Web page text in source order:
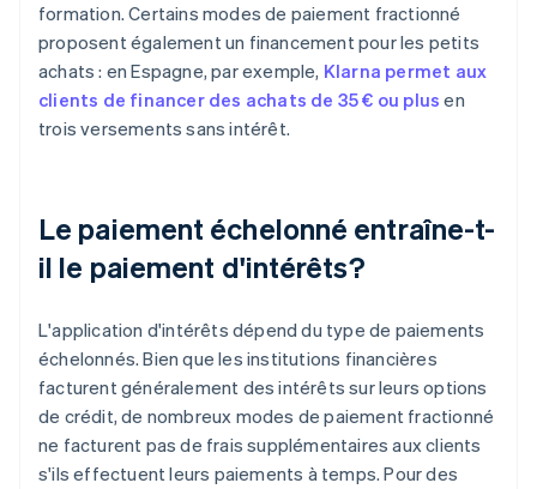
formation. Certains modes de paiement fractionné
proposent également un financement pour les petits
achats : en Espagne, par exemple, Klarna permet aux
clients de financer des achats de 35 € ou plus en
trois versements sans intérêt.
Le paiement échelonné entraîne-t-
il le paiement d'intérêts?
L'application d'intérêts dépend du type de paiements
échelonnés. Bien que les institutions financières
facturent généralement des intérêts sur leurs options
de crédit, de nombreux modes de paiement fractionné
ne facturent pas de frais supplémentaires aux clients
s'ils effectuent leurs paiements à temps. Pour des